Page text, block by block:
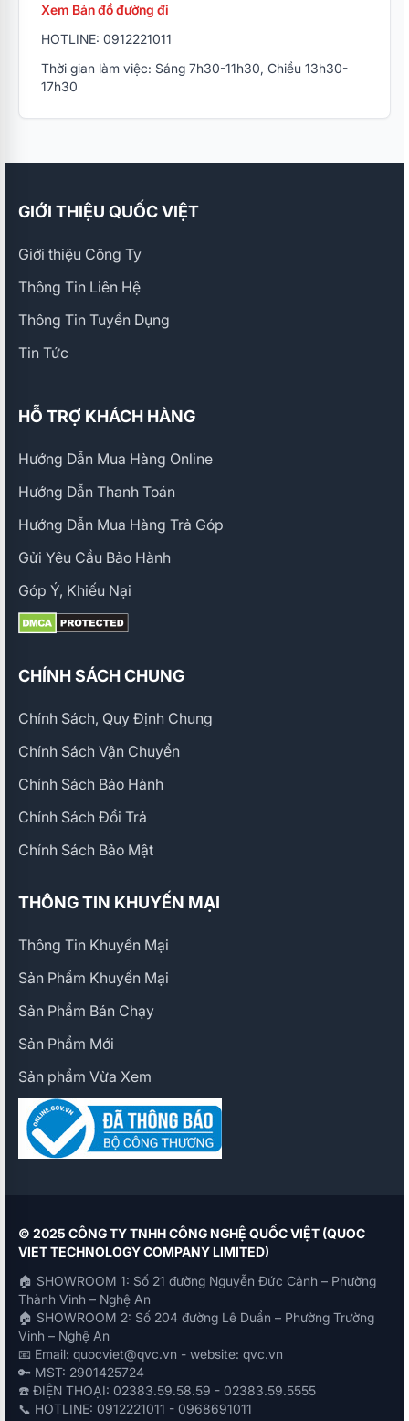
Xem Bản đồ đường đi
HOTLINE: 0912221011
Thời gian làm việc: Sáng 7h30-11h30, Chiều 13h30-
17h30
GIỚI THIỆU QUỐC VIỆT
Giới thiệu Công Ty
Thông Tin Liên Hệ
Thông Tin Tuyển Dụng
Tin Tức
HỖ TRỢ KHÁCH HÀNG
Hướng Dẫn Mua Hàng Online
Hướng Dẫn Thanh Toán
Hướng Dẫn Mua Hàng Trả Góp
Gửi Yêu Cầu Bảo Hành
Góp Ý, Khiếu Nại
CHÍNH SÁCH CHUNG
Chính Sách, Quy Định Chung
Chính Sách Vận Chuyển
Chính Sách Bảo Hành
Chính Sách Đổi Trả
Chính Sách Bảo Mật
THÔNG TIN KHUYẾN MẠI
Thông Tin Khuyến Mại
Sản Phẩm Khuyến Mại
Sản Phẩm Bán Chạy
Sản Phẩm Mới
Sản phẩm Vừa Xem
© 2025 CÔNG TY TNHH CÔNG NGHỆ QUỐC VIỆT (QUOC
VIET TECHNOLOGY COMPANY LIMITED)
🏠 SHOWROOM 1: Số 21 đường Nguyễn Đức Cảnh – Phường
Thành Vinh – Nghệ An
🏠 SHOWROOM 2: Số 204 đường Lê Duẩn – Phường Trường
Vinh – Nghệ An
📧 Email: quocviet@qvc.vn - website: qvc.vn
🔑 MST: 2901425724
☎️ ĐIỆN THOẠI: 02383.59.58.59 - 02383.59.5555
📞 HOTLINE: 0912221011 - 0968691011